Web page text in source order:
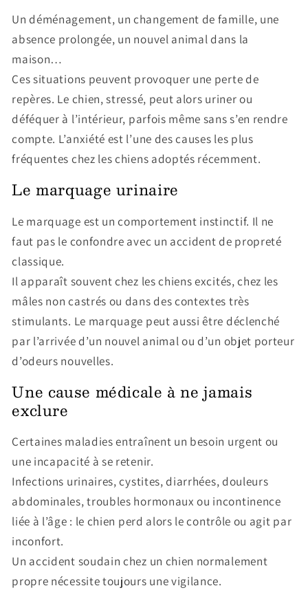
Un déménagement, un changement de famille, une
absence prolongée, un nouvel animal dans la
maison…
Ces situations peuvent provoquer une perte de
repères. Le chien, stressé, peut alors uriner ou
déféquer à l’intérieur, parfois même sans s’en rendre
compte. L’anxiété est l’une des causes les plus
fréquentes chez les chiens adoptés récemment.
Le marquage urinaire
Le marquage est un comportement instinctif. Il ne
faut pas le confondre avec un accident de propreté
classique.
Il apparaît souvent chez les chiens excités, chez les
mâles non castrés ou dans des contextes très
stimulants. Le marquage peut aussi être déclenché
par l’arrivée d’un nouvel animal ou d’un objet porteur
d’odeurs nouvelles.
Une cause médicale à ne jamais
exclure
Certaines maladies entraînent un besoin urgent ou
une incapacité à se retenir.
Infections urinaires, cystites, diarrhées, douleurs
abdominales, troubles hormonaux ou incontinence
liée à l’âge : le chien perd alors le contrôle ou agit par
inconfort.
Un accident soudain chez un chien normalement
propre nécessite toujours une vigilance.